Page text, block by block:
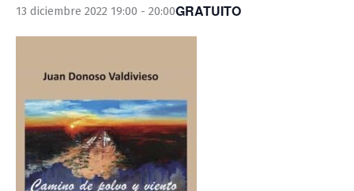
13 diciembre 2022 19:00 - 20:00GRATUITO